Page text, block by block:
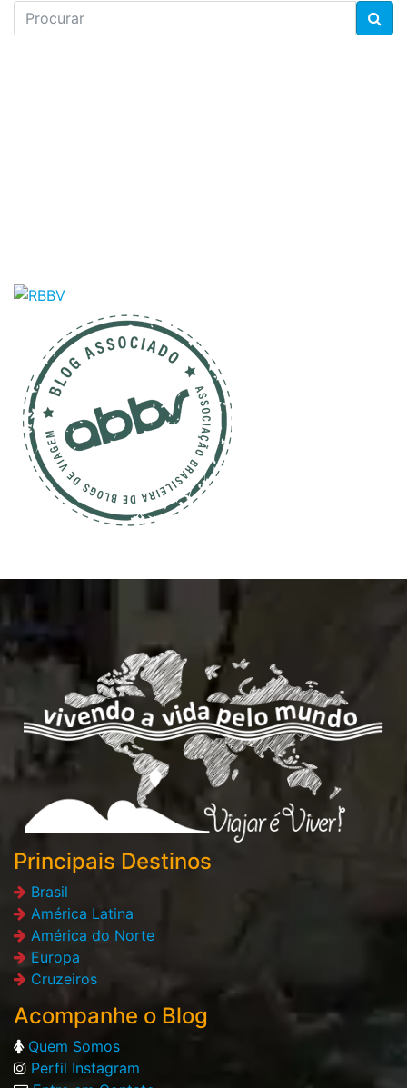
Principais Destinos
Brasil
América Latina
América do Norte
Europa
Cruzeiros
Acompanhe o Blog
Quem Somos
Perfil Instagram